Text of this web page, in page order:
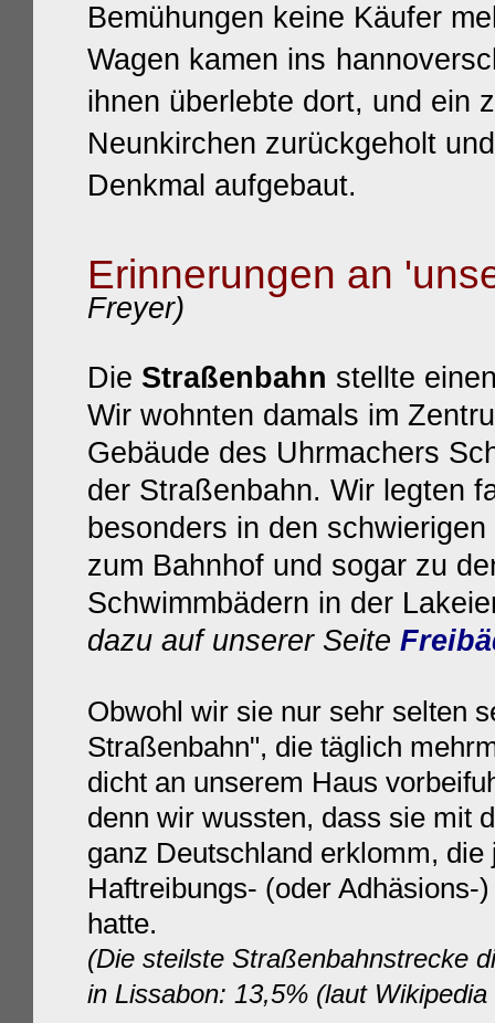
Bemühungen keine Käufer
Wagen kamen ins
ihnen überlebte dort, und ein
Neunkirchen zurückgeholt
Denkmal aufgebaut.
Erinnerungen an
Freyer)
Die Straßenbahn stellte
Wir wohnten damals im
Gebäude des Uhrmachers
der Straßenbahn. Wir legten
besonders in den
zum Bahnhof und sogar zu
Schwimmbädern in der
dazu auf unserer Seite
Obwohl wir sie nur sehr selten
Straßenbahn", die täglich
dicht an unserem Haus
denn wir wussten, dass sie mit
ganz Deutschland erklomm,
Haftreibungs- (oder Adhäsions-
hatte.
(Die steilste Straßenbahnstrecke
in Lissabon: 13,5% (laut